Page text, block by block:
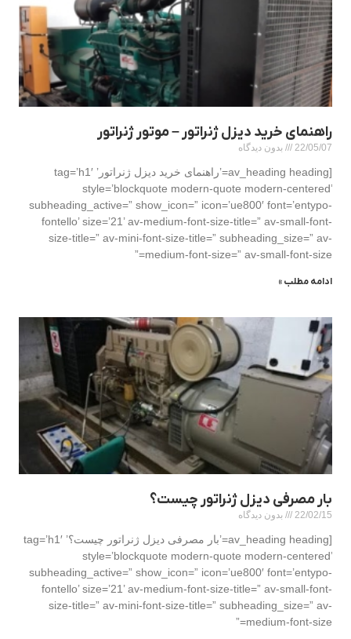
راهنمای خرید دیزل ژنراتور – موتور ژنراتور
22/05/07 بدون دیدگاه
[av_heading heading=’راهنمای خرید دیزل ژنراتور’ tag=’h1′
style=’blockquote modern-quote modern-centered’
subheading_active=” show_icon=” icon=’ue800′ font=’entypo-
fontello’ size=’21’ av-medium-font-size-title=” av-small-font-
size-title=” av-mini-font-size-title=” subheading_size=” av-
medium-font-size=” av-small-font-size=”
ادامه مطلب »
بار مصرفی دیزل ژنراتور چیست؟
22/02/15 بدون دیدگاه
[av_heading heading=’بار مصرفی دیزل ژنراتور چیست؟’ tag=’h1′
style=’blockquote modern-quote modern-centered’
subheading_active=” show_icon=” icon=’ue800′ font=’entypo-
fontello’ size=’21’ av-medium-font-size-title=” av-small-font-
size-title=” av-mini-font-size-title=” subheading_size=” av-
medium-font-size=”